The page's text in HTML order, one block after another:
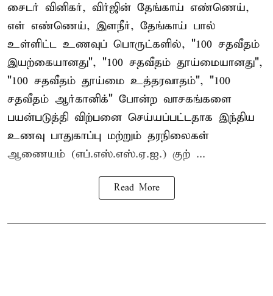
சைடர் வினிகர், விர்ஜின் தேங்காய் எண்ணெய்,
எள் எண்ணெய், இளநீர், தேங்காய் பால்
உள்ளிட்ட உணவுப் பொருட்களில், "100 சதவீதம்
இயற்கையானது", "100 சதவீதம் தூய்மையானது",
"100 சதவீதம் தூய்மை உத்தரவாதம்", "100
சதவீதம் ஆர்கானிக்" போன்ற வாசகங்களை
பயன்படுத்தி விற்பனை செய்யப்பட்டதாக இந்திய
உணவு பாதுகாப்பு மற்றும் தரநிலைகள்
ஆணையம் (எப்.எஸ்.எஸ்.ஏ.ஐ.) குற் ...
Read More